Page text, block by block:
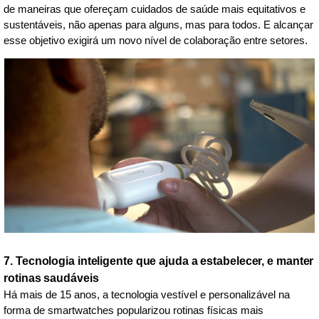
de maneiras que ofereçam cuidados de saúde mais equitativos e
sustentáveis, não apenas para alguns, mas para todos. E alcançar
esse objetivo exigirá um novo nível de colaboração entre setores.
7. Tecnologia inteligente que ajuda a estabelecer, e manter
rotinas saudáveis
Há mais de 15 anos, a tecnologia vestível e personalizável na
forma de smartwatches popularizou rotinas físicas mais